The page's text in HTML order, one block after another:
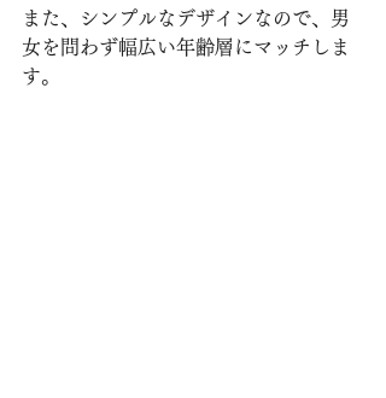
また、シンプルなデザインなので、男
女を問わず幅広い年齢層にマッチしま
す。